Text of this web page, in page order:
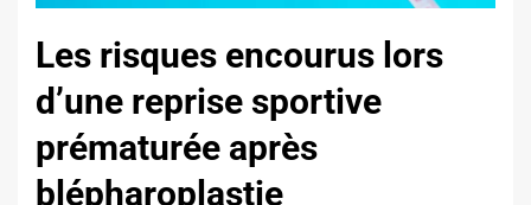
Les risques encourus lors
d’une reprise sportive
prématurée après
blépharoplastie